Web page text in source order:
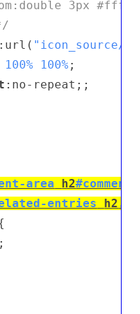
3px
:url( "icon_source/
100% 100%;
:no-repeat;;
area h2#comments
entries h2
;